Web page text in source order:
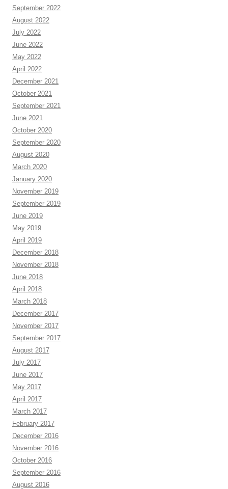
September 2022
August 2022
July 2022
June 2022
May 2022
April 2022
December 2021
October 2021
September 2021
June 2021
October 2020
September 2020
August 2020
March 2020
January 2020
November 2019
September 2019
June 2019
May 2019
April 2019
December 2018
November 2018
June 2018
April 2018
March 2018
December 2017
November 2017
September 2017
August 2017
July 2017
June 2017
May 2017
April 2017
March 2017
February 2017
December 2016
November 2016
October 2016
September 2016
August 2016